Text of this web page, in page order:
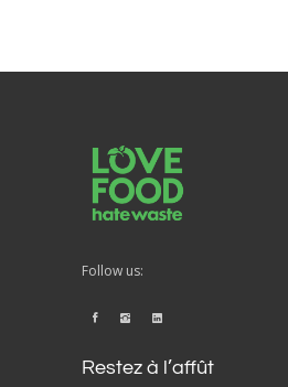
Follow us:
Restez à l’affût